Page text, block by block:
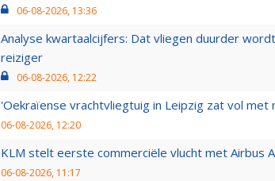
06-08-2026, 13:36
Analyse kwartaalcijfers: Dat vliegen duurder
reiziger
06-08-2026, 12:22
'Oekraïense vrachtvliegtuig in Leipzig zat vol met
06-08-2026, 12:20
KLM stelt eerste commerciële vlucht met Airbus
06-08-2026, 11:17